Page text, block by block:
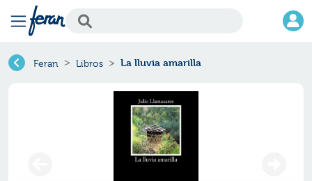
Feran Libros La lluvia amarilla